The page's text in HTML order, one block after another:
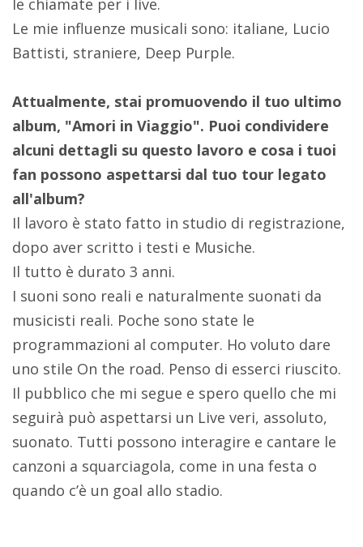
Le mie influenze musicali sono: italiane, Lucio
Battisti, straniere, Deep Purple.
Attualmente, stai promuovendo il tuo ultimo
album, "Amori in Viaggio". Puoi condividere
alcuni dettagli su questo lavoro e cosa i tuoi
fan possono aspettarsi dal tuo tour legato
all'album?
Il lavoro è stato fatto in studio di registrazione,
dopo aver scritto i testi e Musiche.
Il tutto è durato 3 anni.
I suoni sono reali e naturalmente suonati da
musicisti reali. Poche sono state le
programmazioni al computer. Ho voluto dare
uno stile On the road. Penso di esserci riuscito.
Il pubblico che mi segue e spero quello che mi
seguirà può aspettarsi un Live veri, assoluto,
suonato. Tutti possono interagire e cantare le
canzoni a squarciagola, come in una festa o
quando c’è un goal allo stadio.